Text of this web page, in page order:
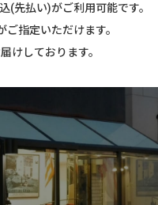
(先払い)がご利用可能です。
指定いただけます。
けしております。